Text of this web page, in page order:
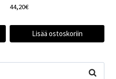
44,20€
Lisää ostoskoriin
Haku